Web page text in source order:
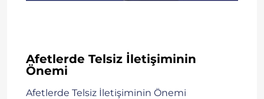
Afetlerde Telsiz İletişiminin
Önemi
Afetlerde Telsiz İletişiminin Önemi